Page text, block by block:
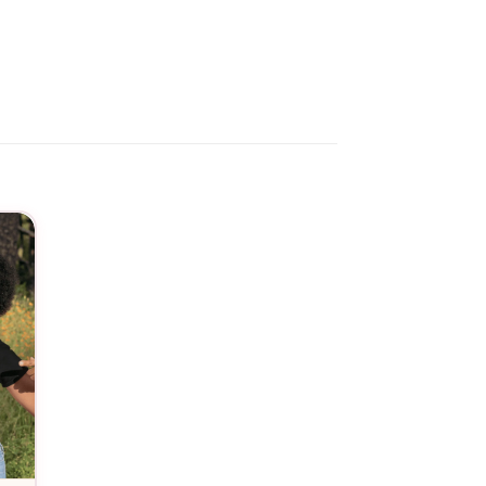
pour marquer le début de l’histoire… en